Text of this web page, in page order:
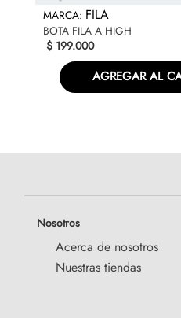
FILA
BOTA FILA A HIGH
$ 199.000
AGREGAR AL
Nosotros
Acerca de nosotros
Nuestras tiendas